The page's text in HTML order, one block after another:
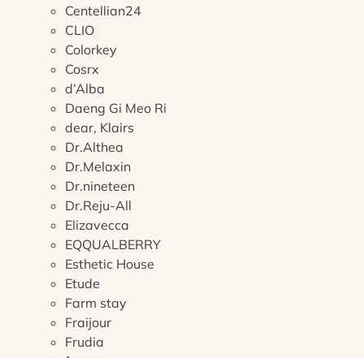
Centellian24
CLIO
Colorkey
Cosrx
d’Alba
Daeng Gi Meo Ri
dear, Klairs
Dr.Althea
Dr.Melaxin
Dr.nineteen
Dr.Reju-All
Elizavecca
EQQUALBERRY
Esthetic House
Etude
Farm stay
Fraijour
Frudia